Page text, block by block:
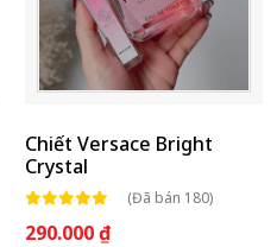
Chiết Versace Bright
Crystal
(Đã bán 180)
290.000 ₫